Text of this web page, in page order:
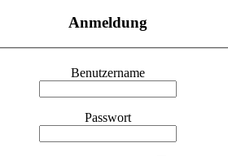
Anmeldung
Benutzername
Passwort